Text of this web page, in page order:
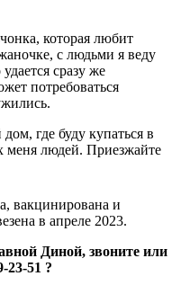
которая любит
с людьми я веду
сразу же
потребоваться
где буду купаться в
меня людей. Приезжайте
вакцинирована и
в апреле 2023.
Диной, звоните или
23-51 ?